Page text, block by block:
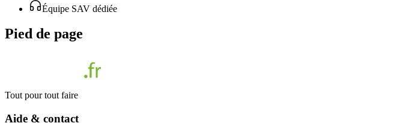
Équipe SAV dédiée
Pied de page
Tout pour tout faire
Aide & contact